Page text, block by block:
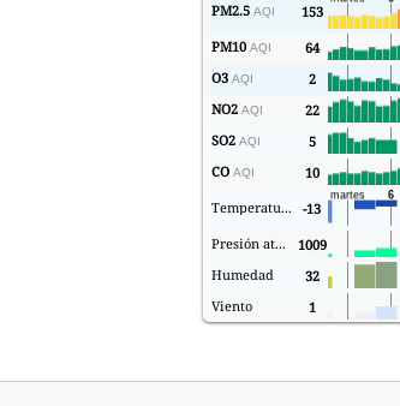
PM2.5 AQI 153
PM10 AQI 64
O3 AQI 2
NO2 AQI 22
SO2 AQI 5
CO AQI 10
Temperatura.
-13
Presión atmosférica
1009
Humedad
32
Viento
1